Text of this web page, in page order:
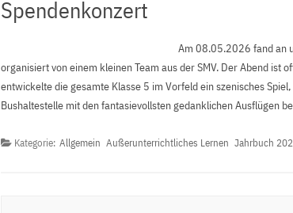
Spendenkonzert
Am 08.05.2026 fand an
organisiert von einem kleinen Team aus der SMV. Der Abend ist
entwickelte die gesamte Klasse 5 im Vorfeld ein szenisches
Bushaltestelle mit den fantasievollsten gedanklichen Ausflügen
Kategorie: Allgemein Außerunterrichtliches Lernen Jahrbuch